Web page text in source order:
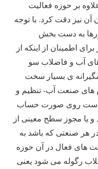
بر حوزه فعالیت
آن نیز دقت کرد. با توجه
به دست بخش
اطمینان از اینکه از
آب و فاضلاب سو
ی بسیار سخت
های صنعت آب- تنظیم و
است روی صورت حساب
یا مجوز سطح معینی از
هر صنعتی که باشد به
های فعال در آن حوزه
رگوله می شود یعنی